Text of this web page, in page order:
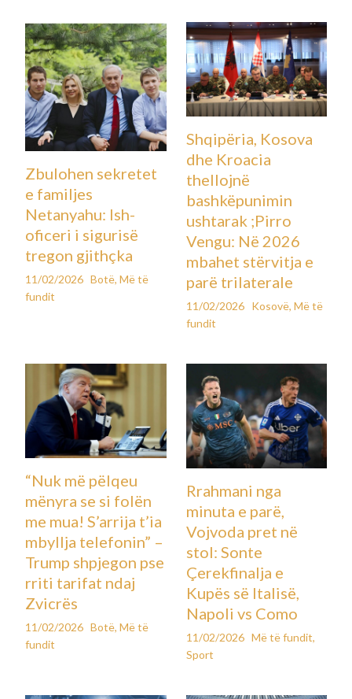
Zbulohen sekretet
e familjes
Netanyahu: Ish-
oficeri i sigurisë
tregon gjithçka
11/02/2026 Botë,Më të
fundit
Shqipëria, Kosova
dhe Kroacia
thellojnë
bashkëpunimin
ushtarak ;Pirro
Vengu: Në 2026
mbahet stërvitja e
parë trilaterale
11/02/2026 Kosovë, Më të
fundit
“Nuk më pëlqeu
mënyra se si folën
me mua! S’arrija t’ia
mbyllja telefonin” –
Trump shpjegon pse
rriti tarifat ndaj
Zvicrës
11/02/2026 Botë,Më të
fundit
Rrahmani nga
minuta e parë,
Vojvoda pret në
stol: Sonte
Çerekfinalja e
Kupës së Italisë,
Napoli vs Como
11/02/2026 Më të fundit,
Sport